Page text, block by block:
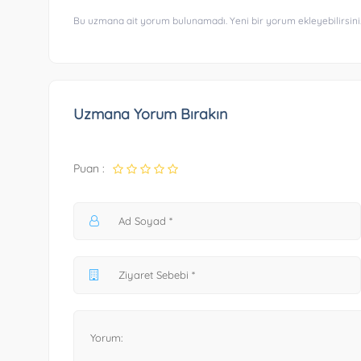
Bu uzmana ait yorum bulunamadı. Yeni bir yorum
Uzmana Yorum Bırakın
Puan :